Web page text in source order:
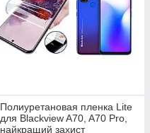
Полиуретановая пленка Lite
для Blackview A70, A70 Pro,
найкращий захист